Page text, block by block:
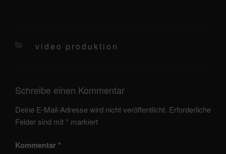
kategorien
video produktion
Schreibe einen Kommentar
Deine E-Mail-Adresse wird nicht veröffentlicht. Erforderliche
Felder sind mit * markiert
Kommentar *